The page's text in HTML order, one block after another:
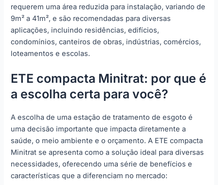
requerem uma área reduzida para instalação, variando de
9m² a 41m², e são recomendadas para diversas
aplicações, incluindo residências, edifícios,
condomínios, canteiros de obras, indústrias, comércios,
loteamentos e escolas.
ETE compacta Minitrat: por que é
a escolha certa para você?
A escolha de uma estação de tratamento de esgoto é
uma decisão importante que impacta diretamente a
saúde, o meio ambiente e o orçamento. A ETE compacta
Minitrat se apresenta como a solução ideal para diversas
necessidades, oferecendo uma série de benefícios e
características que a diferenciam no mercado: